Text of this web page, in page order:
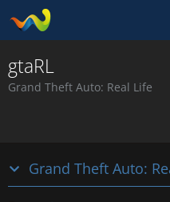
gtaRL
Grand Theft Auto: Real Life
Grand Theft Auto: